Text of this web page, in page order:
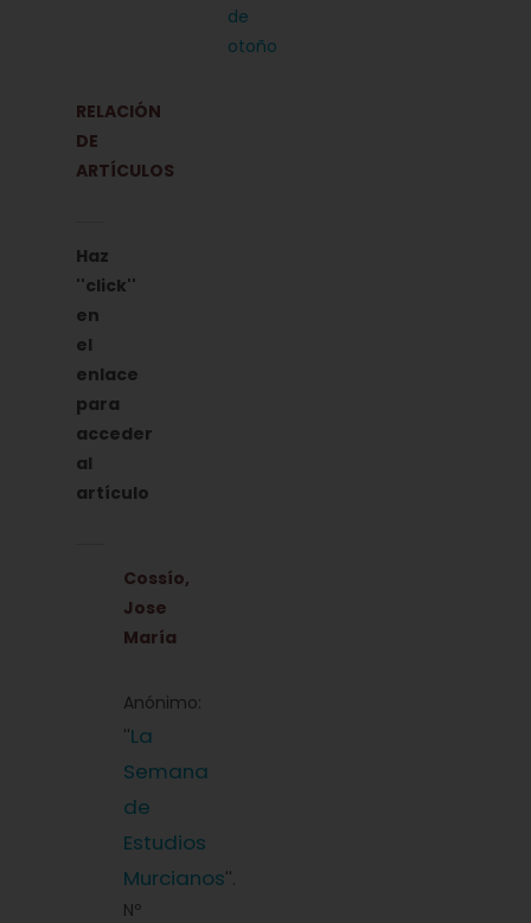
de
otoño
RELACIÓN
DE
ARTÍCULOS
Haz
''click''
en
el
enlace
para
acceder
al
artículo
Cossío,
Jose
María
Anónimo:
''La
Semana
de
Estudios
Murcianos''.
Nº